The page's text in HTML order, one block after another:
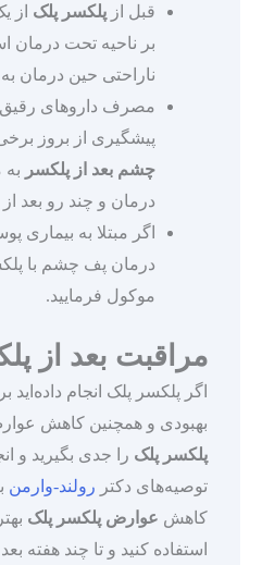
قبل از پلکسر پلک از
بر ناحیه تحت درمان
ناراحتی حین درمان
مصرف داروهای رقیق
پیشگیری از بروز
چشم بعد از پلکسر
درمان و چند رو بعد
اگر مبتلا به بیماری
درمان پف چشم با
موکول فرمایید.
مراقبت بعد از
اگر پلکسر پلک انجام داده‌اید
بهبودی و همچنین کاهش
پلکسر پلک را جدی بگیرید و
توصیه‌های دکتر رولند-وارمن
کاهش عوارض پلکسر پلک
استفاده کنید و تا چند هفته